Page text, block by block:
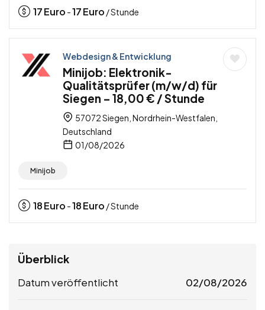
17Euro -17Euro / Stunde
Webdesign & Entwicklung
Minijob: Elektronik-
Qualitätsprüfer (m/w/d) für
Siegen – 18,00 € / Stunde
57072 Siegen, Nordrhein-Westfalen,
Deutschland
01/08/2026
Minijob
18Euro -18Euro / Stunde
Überblick
Datum veröffentlicht 02/08/2026